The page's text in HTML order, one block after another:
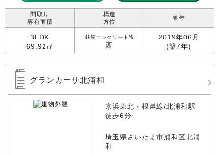
間取り
専有面積
3LDK
69.92㎡
構造
方位
鉄筋コンクリート造
西
築年
2019年06月
(築7年)
グランカーサ北浦和
京浜東北・根岸線/北浦和駅
徒歩6分
埼玉県さいたま市浦和区北浦
和